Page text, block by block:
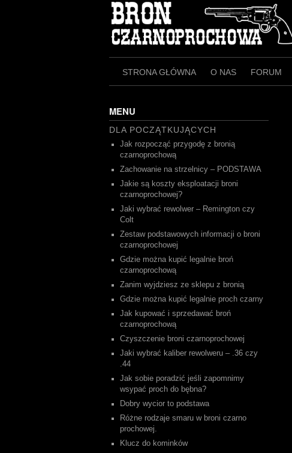
STRONA GŁÓWNA O NAS FORUM
MENU
DLA POCZĄTKUJĄCYCH
Jak rozpocząć przygodę z bronią
czarnoprochową
Zachowanie na strzelnicy – PODSTAWA
Jakie są koszty eksploatacji broni
czarnoprochowej?
Jaki wybrać rewolwer – Remington czy
Colt
Zestaw podstawowych informacji o broni
czarnoprochowej
Gdzie można kupić legalnie broń
czarnoprochową
Zanim wyjdziesz ze sklepu z bronią
Gdzie można kupić legalnie proch czarny
Jak kupować i sprzedawać broń
czarnoprochową
Czyszczenie broni czarnoprochowej
Jaki wybrać kaliber rewolweru – .36 czy
.44
Jak sobie poradzić jeśli zapomnimy
wsypać proch do bębna?
Dobry wycior to podstawa
Różne rodzaje smaru w broni czarno
prochowej.
Klucz do kominków